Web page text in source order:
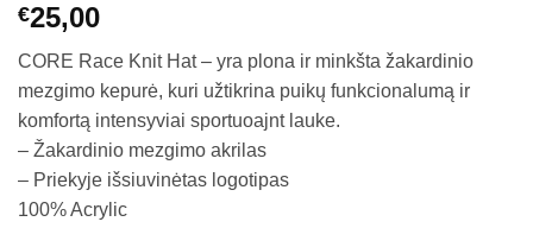
€25,00
CORE Race Knit Hat – yra plona ir minkšta žakardinio
mezgimo kepurė, kuri užtikrina puikų funkcionalumą ir
komfortą intensyviai sportuoajnt lauke.
– Žakardinio mezgimo akrilas
– Priekyje išsiuvinėtas logotipas
100% Acrylic